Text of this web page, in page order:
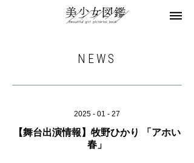
お知らせ
NEWS
2025 - 01 - 27
【舞台出演情報】牧野ひかり 「アホい
春」